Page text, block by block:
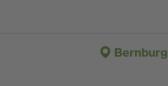
Bernburg